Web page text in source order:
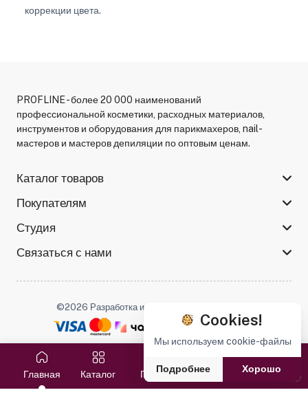
Главная Каталог Поиск Избранное Корзина
коррекции цвета.
PROFLINE - более 20 000 наименований
профессиональной косметики, расходных материалов,
инструментов и оборудования для парикмахеров, nail-
мастеров и мастеров депиляции по оптовым ценам.
Каталог товаров
Покупателям
Студия
Связаться с нами
©2026 Разработка и поддержка -
Cookies!
Мы используем cookie-файлы
Подробнее Хорошо